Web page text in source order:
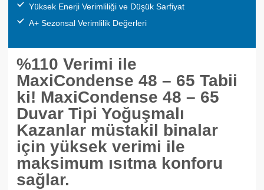
Yüksek Enerji Verimliliği ve Düşük Sarfiyat
A+ Sezonsal Verimlilik Değerleri
%110 Verimi ile
MaxiCondense 48 – 65 Tabii
ki! MaxiCondense 48 – 65
Duvar Tipi Yoğuşmalı
Kazanlar müstakil binalar
için yüksek verimi ile
maksimum ısıtma konforu
sağlar.